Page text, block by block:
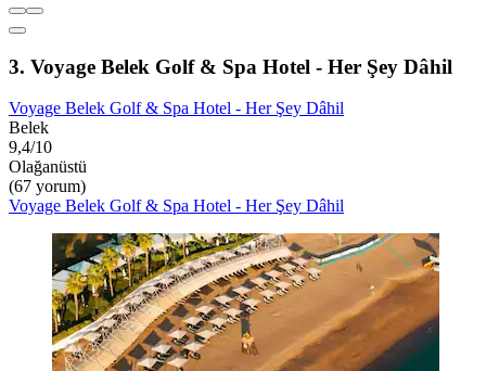
3. Voyage Belek Golf & Spa Hotel - Her Şey Dâhil
Voyage Belek Golf & Spa Hotel - Her Şey Dâhil
Belek
9,4/10
Olağanüstü
(67 yorum)
Voyage Belek Golf & Spa Hotel - Her Şey Dâhil